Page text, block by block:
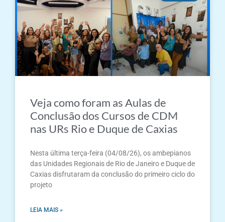
Veja como foram as Aulas de
Conclusão dos Cursos de CDM
nas URs Rio e Duque de Caxias
Nesta última terça-feira (04/08/26), os ambepianos
das Unidades Regionais de Rio de Janeiro e Duque de
Caxias disfrutaram da conclusão do primeiro ciclo do
projeto
LEIA MAIS »